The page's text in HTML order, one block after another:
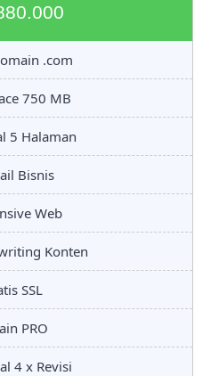
.com
750 MB
5 Halaman
Bisnis
Web
Konten
SSL
PRO
4 x Revisi